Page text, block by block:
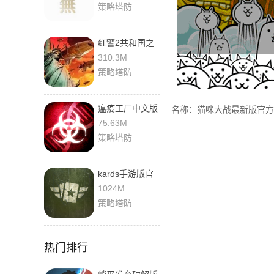
策略塔防
红警2共和国之
辉手机版下载
310.3M
策略塔防
瘟疫工厂中文版
下载
75.63M
策略塔防
kards手游版官
网版下载
1024M
策略塔防
热门排行
名称：猫咪大战最新版官